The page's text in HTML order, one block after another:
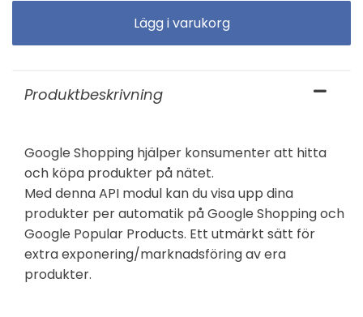
Produktbeskrivning
Google Shopping hjälper konsumenter att hitta
och köpa produkter på nätet.
Med denna API modul kan du visa upp dina
produkter per automatik på Google Shopping och
Google Popular Products. Ett utmärkt sätt för
extra exponering/marknadsföring av era
produkter.